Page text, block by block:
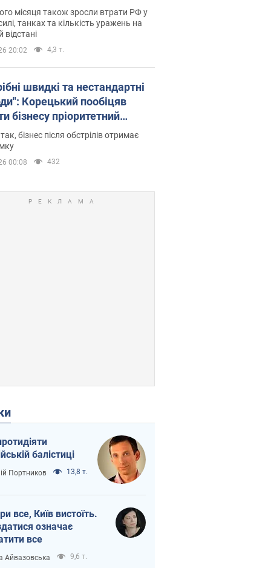
статистику
місяця також зросли втрати РФ у
танках та кількість уражень на
відстані
20:02 4,3 т.
швидкі та нестандартні
Корецький пообіцяв
бізнесу пріоритетний
до наявних складських
бізнес після обстрілів отримає
00:08 432
балістиці
Портников 13,8 т.
все, Київ вистоїть.
означає
все
Айвазовська 9,6 т.